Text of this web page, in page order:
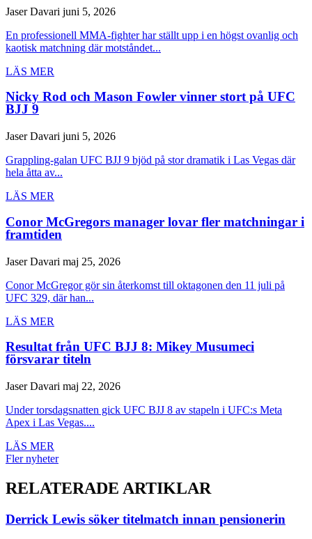
Jaser Davari juni 5, 2026
En professionell MMA-fighter har ställt upp i en högst ovanlig och
kaotisk matchning där motståndet...
LÄS MER
Nicky Rod och Mason Fowler vinner stort på UFC
BJJ 9
Jaser Davari juni 5, 2026
Grappling-galan UFC BJJ 9 bjöd på stor dramatik i Las Vegas där
hela åtta av...
LÄS MER
Conor McGregors manager lovar fler matchningar i
framtiden
Jaser Davari maj 25, 2026
Conor McGregor gör sin återkomst till oktagonen den 11 juli på
UFC 329, där han...
LÄS MER
Resultat från UFC BJJ 8: Mikey Musumeci
försvarar titeln
Jaser Davari maj 22, 2026
Under torsdagsnatten gick UFC BJJ 8 av stapeln i UFC:s Meta
Apex i Las Vegas....
LÄS MER
Fler nyheter
RELATERADE ARTIKLAR
Derrick Lewis söker titelmatch innan pensionerin